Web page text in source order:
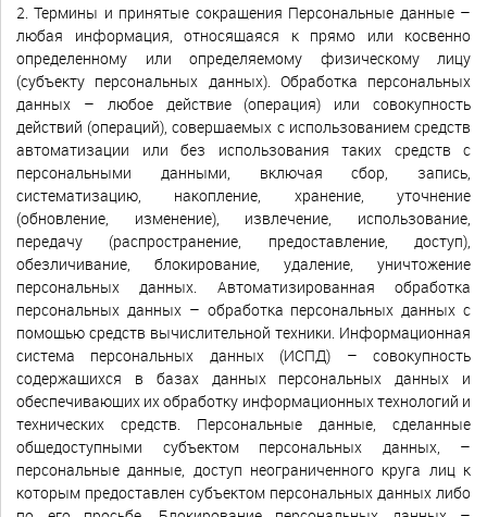
2. Термины и принятые сокращения Персональные данные –
любая информация, относящаяся к прямо или косвенно
определенному или определяемому физическому лицу
(субъекту персональных данных). Обработка персональных
данных – любое действие (операция) или совокупность
действий (операций), совершаемых с использованием средств
автоматизации или без использования таких средств с
персональными данными, включая сбор, запись,
систематизацию, накопление, хранение, уточнение
(обновление, изменение), извлечение, использование,
передачу (распространение, предоставление, доступ),
обезличивание, блокирование, удаление, уничтожение
персональных данных. Автоматизированная обработка
персональных данных – обработка персональных данных с
помощью средств вычислительной техники. Информационная
система персональных данных (ИСПД) – совокупность
содержащихся в базах данных персональных данных и
обеспечивающих их обработку информационных технологий и
технических средств. Персональные данные, сделанные
общедоступными субъектом персональных данных, –
персональные данные, доступ неограниченного круга лиц к
которым предоставлен субъектом персональных данных либо